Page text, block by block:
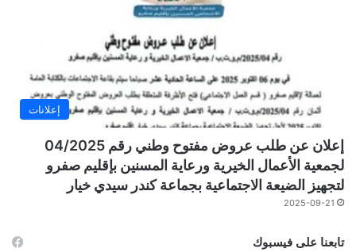
إعلانات
إعلان عن طلب عروض مفتوح وطني رقم 04/2025
لجمعية الأعمال الخيرية ورعاية المسنين بإقليم صفرو
لتجهيز الضيعة الاجتماعية بجماعة كندر سيدي خيار
2025-09-21
تابعنا على فيسبوك